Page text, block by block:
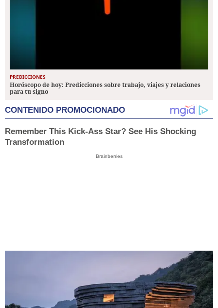
PREDICCIONES
Horóscopo de hoy: Predicciones sobre trabajo, viajes y relaciones
para tu signo
CONTENIDO PROMOCIONADO
Remember This Kick-Ass Star? See His Shocking
Transformation
Brainberries